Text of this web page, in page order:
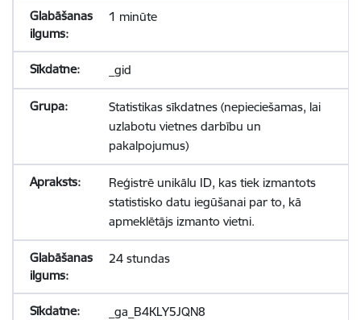
1 minūte
_gid
Statistikas sīkdatnes (nepieciešamas, lai
uzlabotu vietnes darbību un
pakalpojumus)
Reģistrē unikālu ID, kas tiek izmantots
statistisko datu iegūšanai par to, kā
apmeklētājs izmanto vietni.
24 stundas
_ga_B4KLY5JQN8